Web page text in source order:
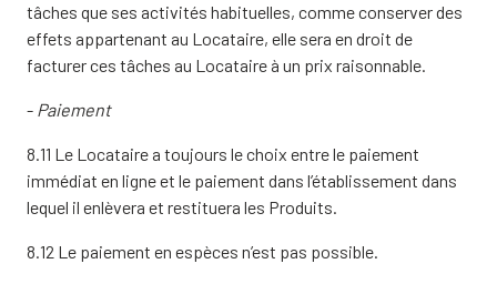
tâches que ses activités habituelles, comme conserver des
effets appartenant au Locataire, elle sera en droit de
facturer ces tâches au Locataire à un prix raisonnable.
- Paiement
8.11 Le Locataire a toujours le choix entre le paiement
immédiat en ligne et le paiement dans l’établissement dans
lequel il enlèvera et restituera les Produits.
8.12 Le paiement en espèces n’est pas possible.